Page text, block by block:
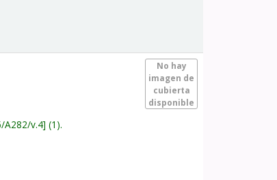
No hay
imagen de
cubierta
disponible
A282/v.4 (1).